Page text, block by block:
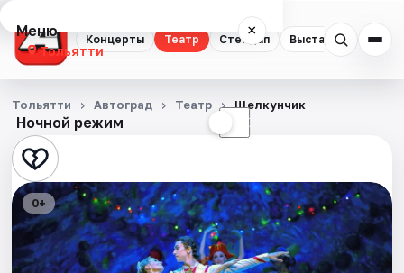
Концерты Театр Стендап Выставки Спорт
Меню ×
Тольятти
Концерты
Театр
Стендап
Выставки
Спорт
Ночной режим ☾
Тольятти Автоград Театр Щелкунчик
0+